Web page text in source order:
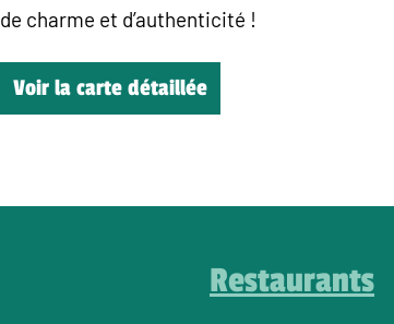
de charme et d’authenticité !
Voir la carte détaillée
Restaurants